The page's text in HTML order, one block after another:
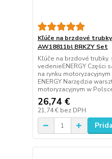
Kľúče na brzdové
AW18811bl BRKZY Set
Kľúče na brzdové
vedenieENERGY
na rynku
ENERGY Narzędzia
motoryzacyjnym w
26,74 €
21,74 € bez DPH